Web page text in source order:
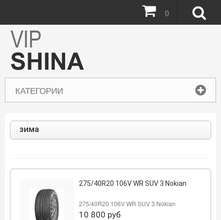
КАТЕГОРИИ
0
зима
275/40R20 106V WR SUV 3 Nokian
275/40R20 106V WR SUV 3 Nokian
10 800 руб